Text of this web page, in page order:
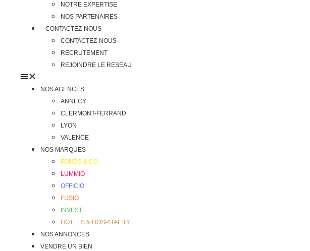
NOTRE EXPERTISE
NOS PARTENAIRES
CONTACTEZ-NOUS
CONTACTEZ-NOUS
RECRUTEMENT
REJOINDRE LE RESEAU
NOS AGENCES
ANNECY
CLERMONT-FERRAND
LYON
VALENCE
NOS MARQUES
FONDS & CO
LUMMIO
OFFICIO
FUSIO
INVEST
HOTELS & HOSPITALITY
NOS ANNONCES
VENDRE UN BIEN